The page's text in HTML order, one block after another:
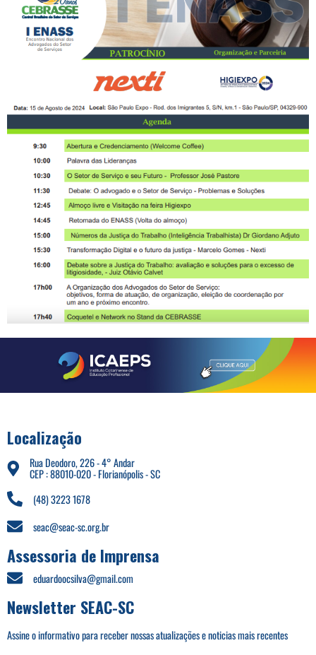
Localização
Rua Deodoro, 226 - 4° Andar
CEP : 88010-020 - Florianópolis - SC
(48) 3223 1678
seac@seac-sc.org.br
Assessoria de Imprensa
eduardoocsilva@gmail.com
Newsletter SEAC-SC
Assine o informativo para receber nossas atualizações e noticias mais recentes